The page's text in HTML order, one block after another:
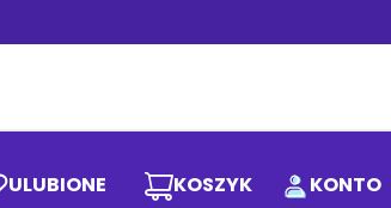
KOSZYK
ULUBIONE KONTO